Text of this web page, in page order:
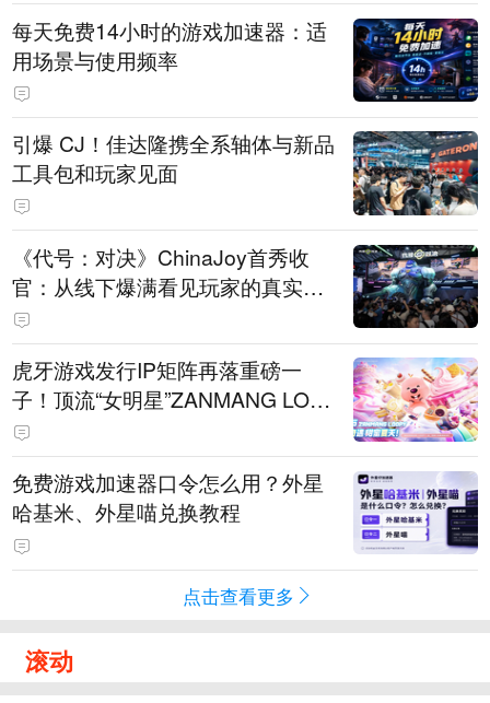
每天免费14小时的游戏加速器：适
用场景与使用频率
引爆 CJ！佳达隆携全系轴体与新品
工具包和玩家见面
《代号：对决》ChinaJoy首秀收
官：从线下爆满看见玩家的真实期
待
虎牙游戏发行IP矩阵再落重磅一
子！顶流“女明星”ZANMANG LOO
PY 正版3D消除手游《消消奇遇》
惊喜曝光
免费游戏加速器口令怎么用？外星
哈基米、外星喵兑换教程
点击查看更多
滚动